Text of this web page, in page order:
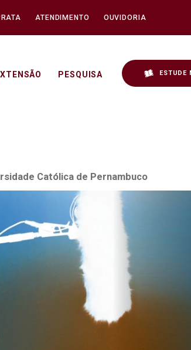
ATENDIMENTO OUVIDORIA
PESQUISA ESTUDE
Ganhando
Católica de Pernambuco